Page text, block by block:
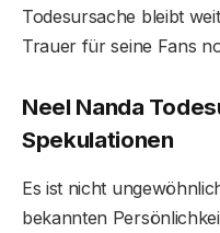
Todesursache bleibt
Trauer für seine Fans
Neel Nanda
Spekulationen
Es ist nicht
bekannten